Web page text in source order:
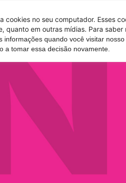
cookies no seu computador. Esses
quanto em outras mídias. Para
informações quando você visitar
a tomar essa decisão novamente.
Hotel Atrações